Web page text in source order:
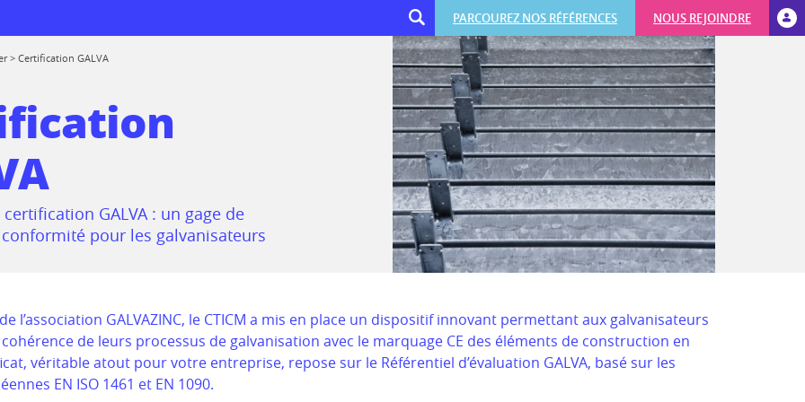
entre
réemploi
PARCOUREZ NOS RÉFÉRENCES NOUS REJOINDRE
> Certification GALVA
GALVA : un gage de
pour les galvanisateurs
l’association GALVAZINC, le CTICM a mis en place un dispositif innovant permettant aux galvanisateurs
de leurs processus de galvanisation avec le marquage CE des éléments de construction en
véritable atout pour votre entreprise, repose sur le Référentiel d’évaluation GALVA, basé sur les
EN ISO 1461 et EN 1090.